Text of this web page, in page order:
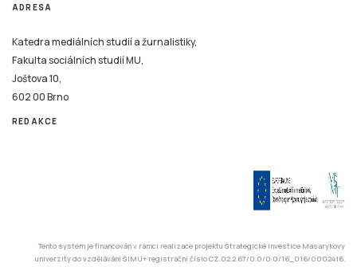
ADRESA
Katedra mediálních studií a žurnalistiky,
Fakulta sociálních studií MU,
Joštova 10,
602 00 Brno
REDAKCE
Tento systém je financován v rámci realizace projektu Strategické investice Masarykovy
univerzity do vzdělávání SIMU+ registrační číslo CZ.02.2.67/0.0/0.0/16_016/0002416.